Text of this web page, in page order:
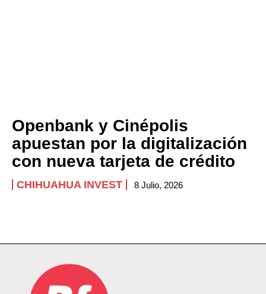
Openbank y Cinépolis
apuestan por la digitalización
con nueva tarjeta de crédito
CHIHUAHUA INVEST 8 Julio, 2026